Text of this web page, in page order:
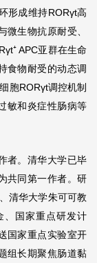
形成维持RORγt高
生物抗原耐受、
APC亚群在生命
食物耐受的动态调
胞RORγt调控机制
敏和炎症性肠病等
者。清华大学已毕
共同第一作者。研
清华大学朱可可教
、国家重点研发计
国家重点实验室开
组长期聚焦肠道黏